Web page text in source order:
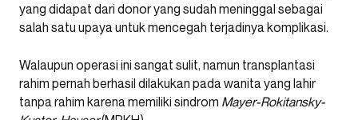
yang didapat dari donor yang sudah meninggal sebagai
salah satu upaya untuk mencegah terjadinya komplikasi.
Walaupun operasi ini sangat sulit, namun transplantasi
rahim pernah berhasil dilakukan pada wanita yang lahir
tanpa rahim karena memiliki sindrom Mayer-Rokitansky-